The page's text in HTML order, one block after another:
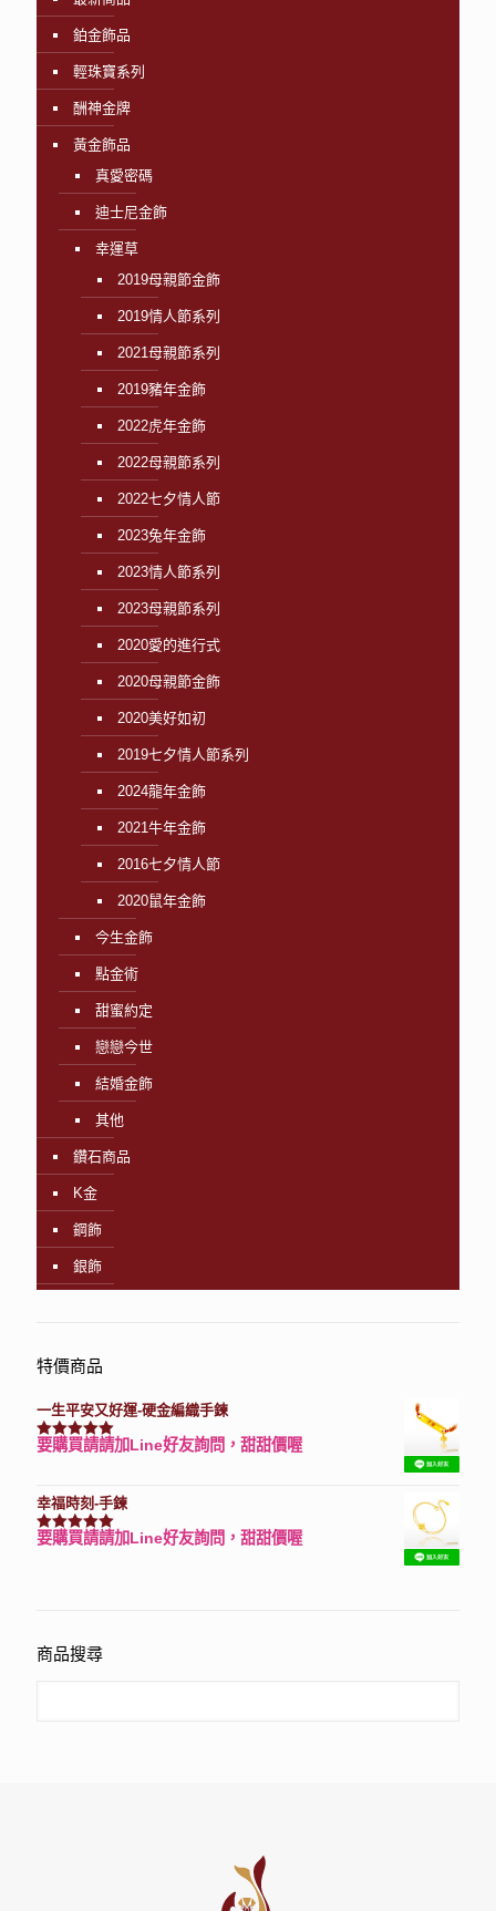
鉑金飾品
輕珠寶系列
酬神金牌
黃金飾品
真愛密碼
迪士尼金飾
幸運草
2019母親節金飾
2019情人節系列
2021母親節系列
2019豬年金飾
2022虎年金飾
2022母親節系列
2022七夕情人節
2023兔年金飾
2023情人節系列
2023母親節系列
2020愛的進行式
2020母親節金飾
2020美好如初
2019七夕情人節系列
2024龍年金飾
2021牛年金飾
2016七夕情人節
2020鼠年金飾
今生金飾
點金術
甜蜜約定
戀戀今世
結婚金飾
其他
鑽石商品
K金
鋼飾
銀飾
特價商品
一生平安又好運-硬金編織手鍊
評分7740滿分 5
要購買請請加Line好友詢問，甜甜價喔
幸福時刻-手鍊
評分3150滿分 5
要購買請請加Line好友詢問，甜甜價喔
商品搜尋